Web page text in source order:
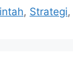
, Strategi,